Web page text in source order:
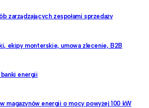
zarządzających zespołami sprzedaży
ekipy monterskie, umowa zlecenie, B2B
energii
magazynów energii o mocy powyżej 100 kW